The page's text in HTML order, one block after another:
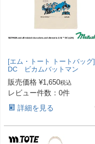
[エム・トート トートバッグ]
DC ビカムバットマン
販売価格 ¥1,650税込
レビュー件数：0件
詳細を見る